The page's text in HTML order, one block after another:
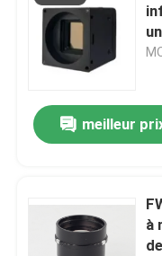
À la maison
meilleur
à